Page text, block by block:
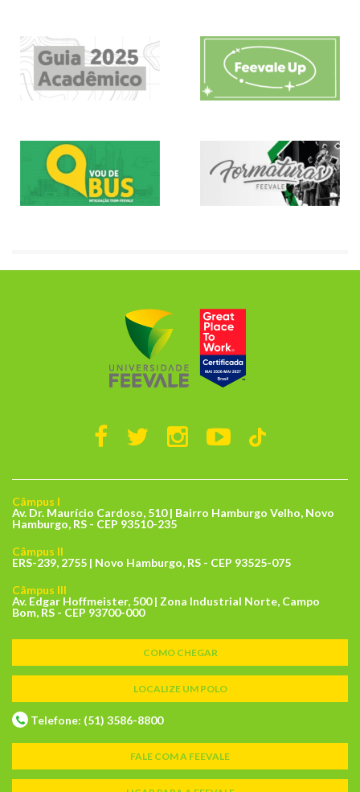
Câmpus I
Av. Dr. Maurício Cardoso, 510 | Bairro Hamburgo Velho, Novo
Hamburgo, RS - CEP 93510-235
Câmpus II
ERS-239, 2755 | Novo Hamburgo, RS - CEP 93525-075
Câmpus III
Av. Edgar Hoffmeister, 500 | Zona Industrial Norte, Campo
Bom, RS - CEP 93700-000
COMO CHEGAR
LOCALIZE UM POLO
Telefone: (51) 3586-8800
FALE COM A FEEVALE